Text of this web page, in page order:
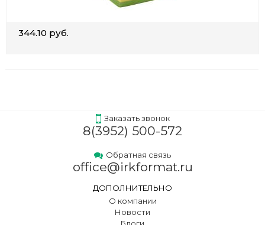
344.10 руб.
Заказать звонок
8(3952) 500-572
Обратная связь
office@irkformat.ru
ДОПОЛНИТЕЛЬНО
О компании
Новости